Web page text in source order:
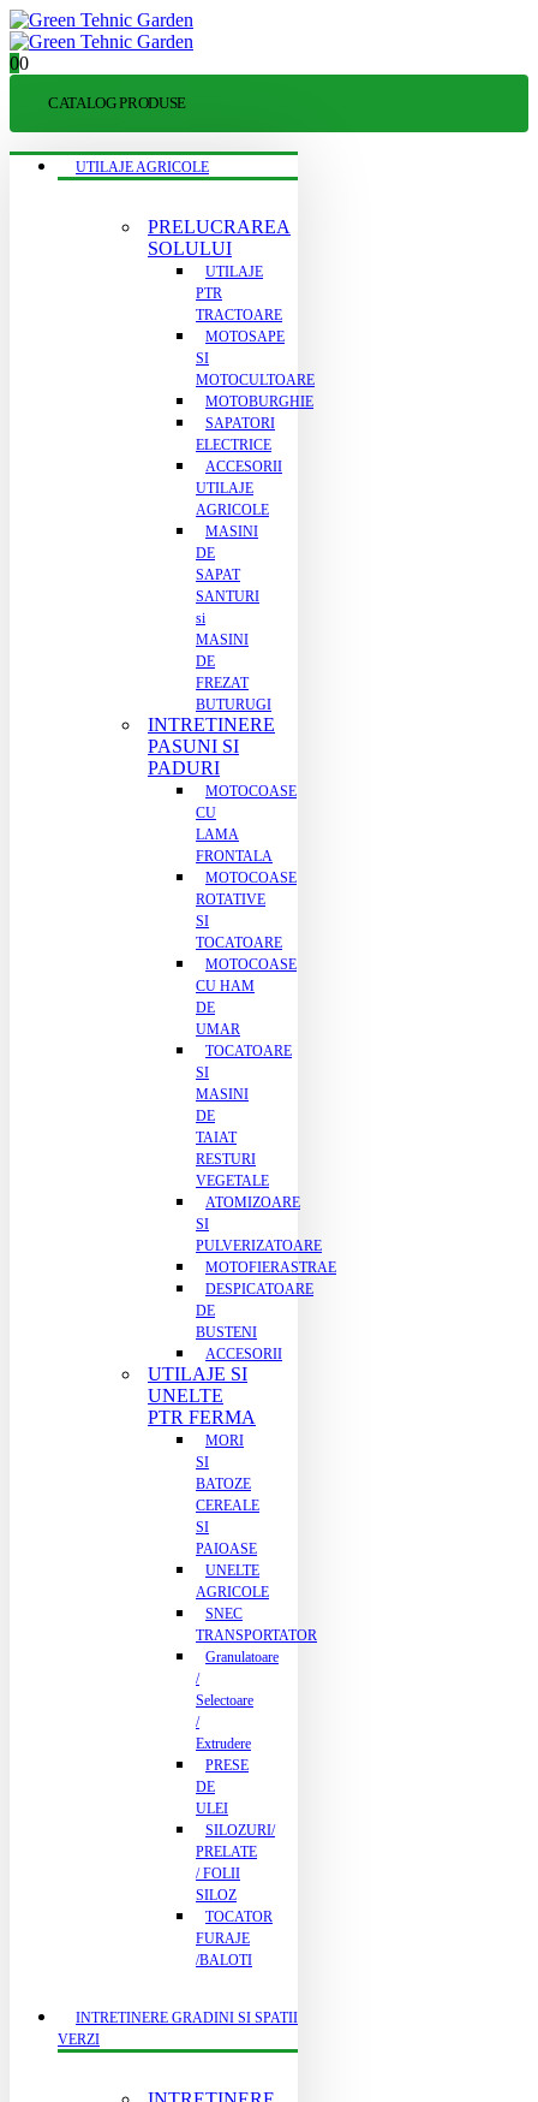
00
CATALOG PRODUSE
UTILAJE AGRICOLE
PRELUCRAREA
SOLULUI
UTILAJE
PTR
TRACTOARE
MOTOSAPE
SI
MOTOCULTOARE
MOTOBURGHIE
SAPATORI
ELECTRICE
ACCESORII
UTILAJE
AGRICOLE
MASINI
DE
SAPAT
SANTURI
si
MASINI
DE
FREZAT
BUTURUGI
INTRETINERE
PASUNI SI
PADURI
MOTOCOASE
CU
LAMA
FRONTALA
MOTOCOASE
ROTATIVE
SI
TOCATOARE
MOTOCOASE
CU HAM
DE
UMAR
TOCATOARE
SI
MASINI
DE
TAIAT
RESTURI
VEGETALE
ATOMIZOARE
SI
PULVERIZATOARE
MOTOFIERASTRAE
DESPICATOARE
DE
BUSTENI
ACCESORII
UTILAJE SI
UNELTE
PTR FERMA
MORI
SI
BATOZE
CEREALE
SI
PAIOASE
UNELTE
AGRICOLE
SNEC
TRANSPORTATOR
Granulatoare
/
Selectoare
/
Extrudere
PRESE
DE
ULEI
SILOZURI/
PRELATE
/ FOLII
SILOZ
TOCATOR
FURAJE
/BALOTI
INTRETINERE GRADINI SI SPATII
VERZI